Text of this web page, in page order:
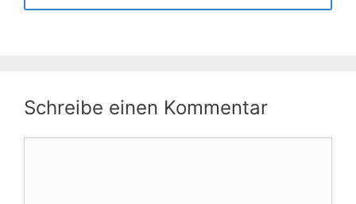
Schreibe einen Kommentar